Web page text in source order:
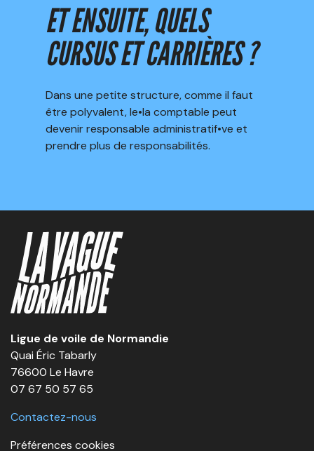
ET ENSUITE, QUELS
CURSUS ET CARRIÈRES ?
Dans une petite structure, comme il faut
être polyvalent, le•la comptable peut
devenir responsable administratif•ve et
prendre plus de responsabilités.
Ligue de voile de Normandie
Quai Éric Tabarly
76600 Le Havre
07 67 50 57 65
Contactez-nous
Préférences cookies